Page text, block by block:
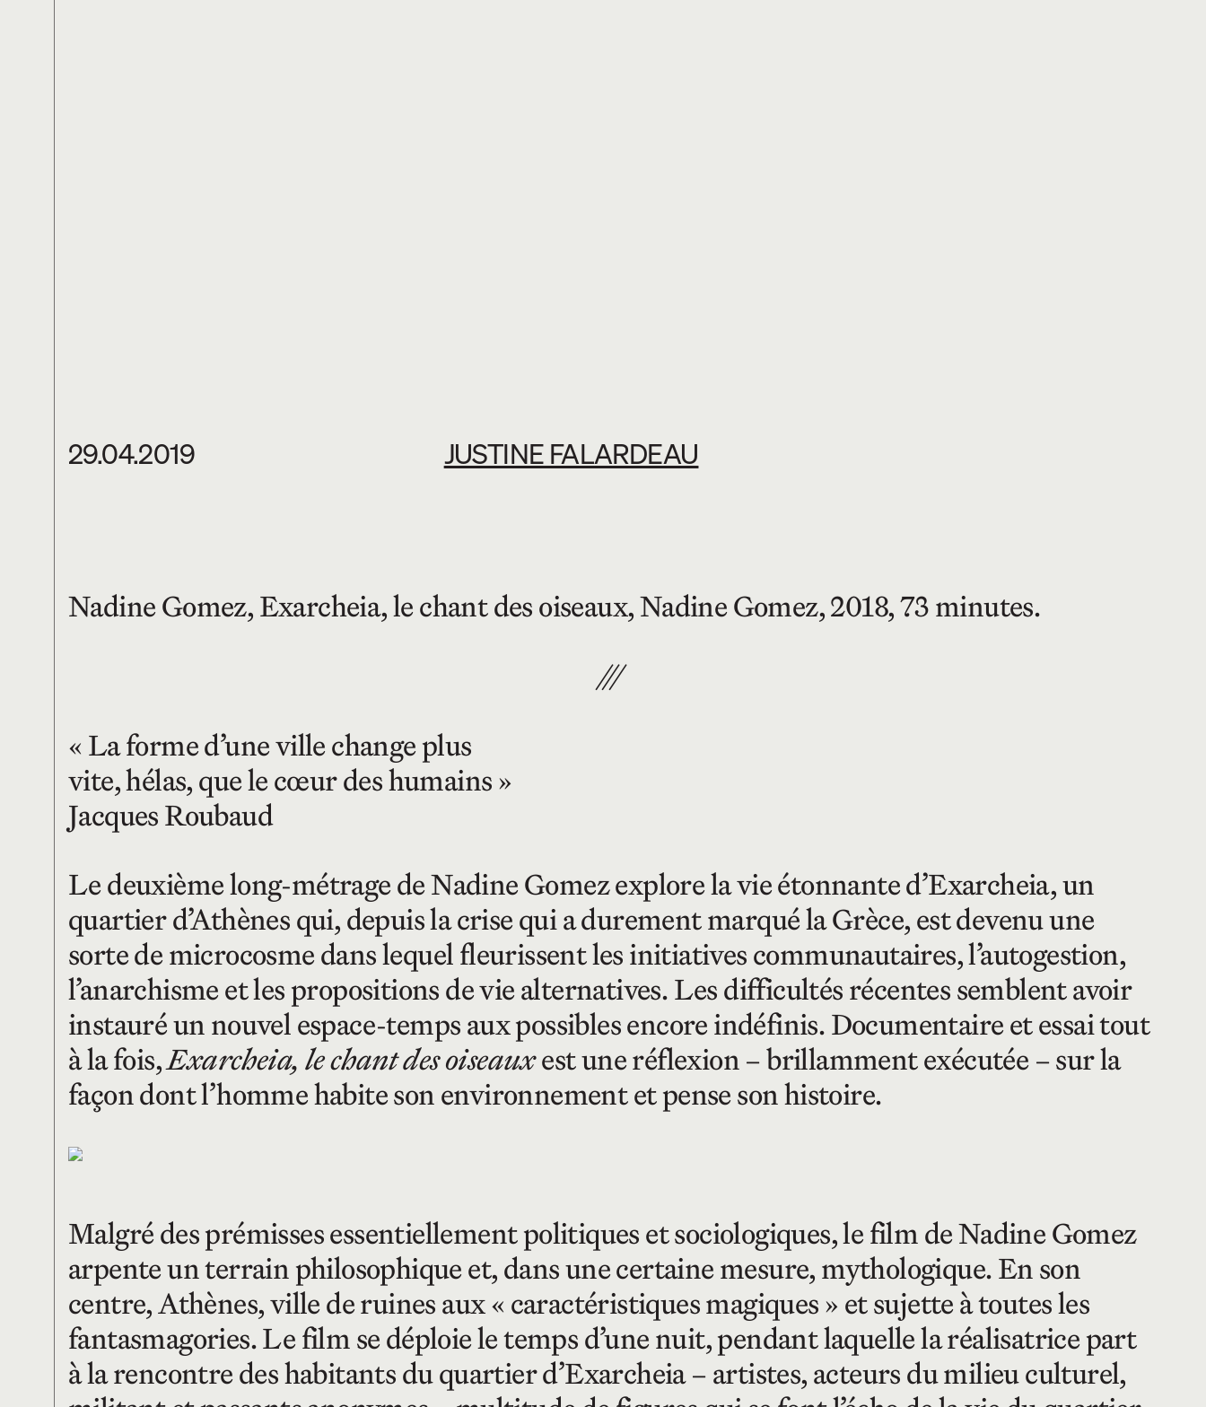
29.04.2019 JUSTINE FALARDEAU
Nadine Gomez, Exarcheia, le chant des oiseaux, Nadine Gomez, 2018, 73 minutes.
///
« La forme d’une ville change plus
vite, hélas, que le cœur des humains »
Jacques Roubaud
Le deuxième long-métrage de Nadine Gomez explore la vie étonnante d’Exarcheia, un
quartier d’Athènes qui, depuis la crise qui a durement marqué la Grèce, est devenu une
sorte de microcosme dans lequel fleurissent les initiatives communautaires, l’autogestion,
l’anarchisme et les propositions de vie alternatives. Les difficultés récentes semblent avoir
instauré un nouvel espace-temps aux possibles encore indéfinis. Documentaire et essai tout
à la fois,Exarcheia, le chant des oiseauxest une réflexion – brillamment exécutée – sur la
façon dont l’homme habite son environnement et pense son histoire.
Malgré des prémisses essentiellement politiques et sociologiques, le film de Nadine Gomez
arpente un terrain philosophique et, dans une certaine mesure, mythologique. En son
centre, Athènes, ville de ruines aux « caractéristiques magiques » et sujette à toutes les
fantasmagories. Le film se déploie le temps d’une nuit, pendant laquelle la réalisatrice part
à la rencontre des habitants du quartier d’Exarcheia – artistes, acteurs du milieu culturel,